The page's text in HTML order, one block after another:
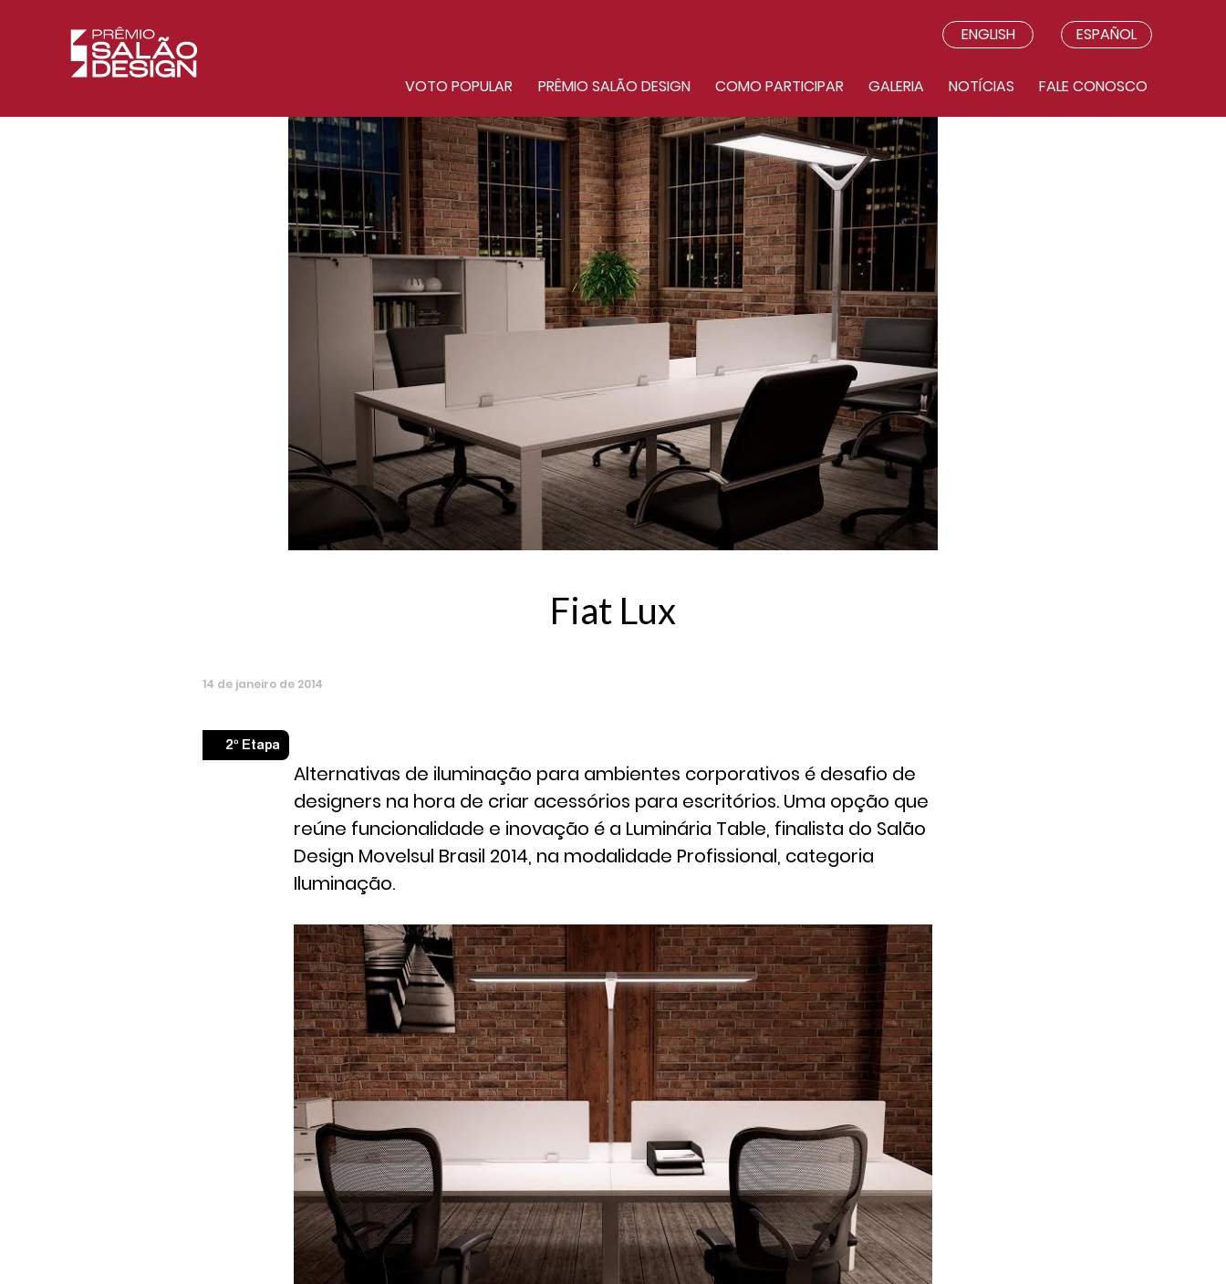
ENGLISH ESPAÑOL
VOTO POPULAR PRÊMIO SALÃO DESIGN COMO PARTICIPAR GALERIA NOTÍCIAS FALE CONOSCO
Fiat Lux
14 de janeiro de 2014
2º Etapa
Alternativas de iluminação para ambientes corporativos é desafio de
designers na hora de criar acessórios para escritórios. Uma opção que
reúne funcionalidade e inovação é a Luminária Table, finalista do Salão
Design Movelsul Brasil 2014, na modalidade Profissional, categoria
Iluminação.